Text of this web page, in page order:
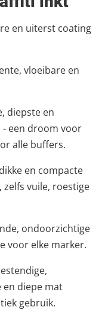
en uiterst coating
vloeibare en
diepste en
- een droom voor
alle buffers.
en compacte
vuile, roestige
ondoorzichtige
voor elke marker.
diepe mat
gebruik.